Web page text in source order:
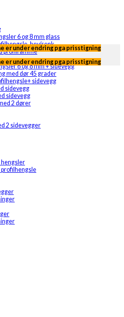
6 og 8 mm glass
hev/senk
profilramme
6 og 8 mm + sidevegg
med dør 45 grader
sidevegg
sidevegg
sidevegg
2 dører
2 sidevegger
hengsler
er under endring pga prisstigning
er under endring pga prisstigning